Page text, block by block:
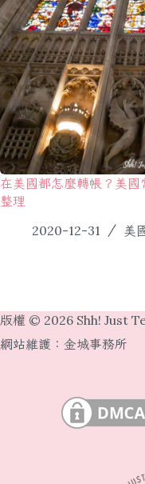
在美國都怎麼轉帳？美
整理
2020-12-31
美
版權 © 2026 Shh! Just
網站維護： 金城事務所